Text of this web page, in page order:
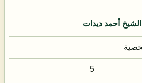
الشيخ أحمد ديدات
5